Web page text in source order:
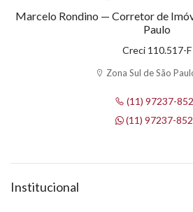
Marcelo Rondino — Corretor de
Paulo
Creci 110.517-F
Zona Sul de São
(11) 97237-
(11) 97237-
Institucional